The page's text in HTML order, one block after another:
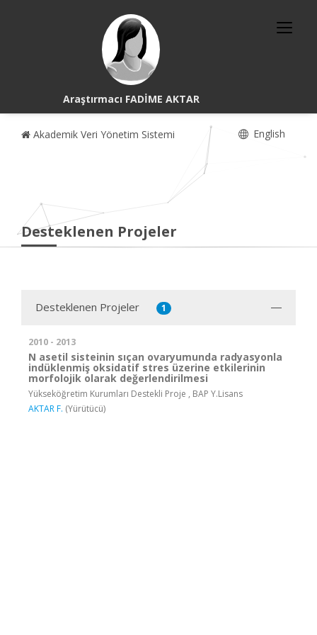
Araştırmacı FADİME AKTAR
Akademik Veri Yönetim Sistemi English
Desteklenen Projeler
Desteklenen Projeler 1
2010 - 2013
N asetil sisteinin sıçan ovaryumunda radyasyonla
indüklenmiş oksidatif stres üzerine etkilerinin
morfolojik olarak değerlendirilmesi
Yükseköğretim Kurumları Destekli Proje , BAP Y.Lisans
AKTAR F. (Yürütücü)